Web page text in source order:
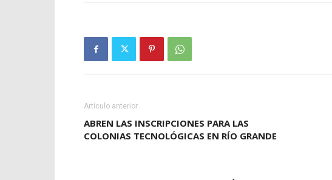
Artículo anterior
ABREN LAS INSCRIPCIONES PARA LAS
COLONIAS TECNOLÓGICAS EN RÍO GRANDE